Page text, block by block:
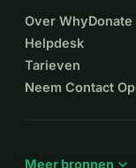
Over WhyDonate
Helpdesk
Tarieven
Neem Contact Op
Meer bronnen expand_more